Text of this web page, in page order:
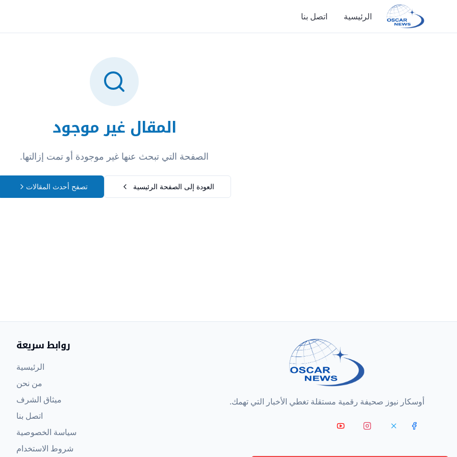
الرئيسية اتصل بنا
المقال غير موجود
الصفحة التي تبحث عنها غير موجودة أو تمت إزالتها.
العودة إلى الصفحة الرئيسية تصفح أحدث المقالات
أوسكار نيوز صحيفة رقمية مستقلة تغطي الأخبار التي تهمك.
روابط سريعة
الرئيسية
من نحن
ميثاق الشرف
اتصل بنا
سياسة الخصوصية
شروط الاستخدام